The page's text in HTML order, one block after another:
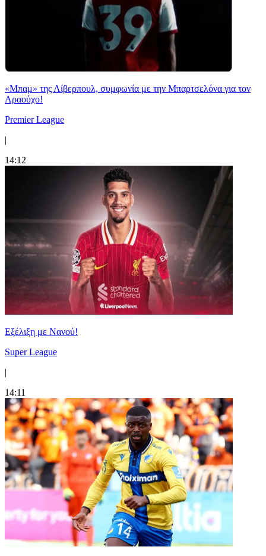
«Μπαμ» της Λίβερπουλ, συμφωνία με την Μπαρτσελόνα για τον
Αραούχο!
Premier League
|
14:12
Εξέλιξη με Νανού!
Super League
|
14:11